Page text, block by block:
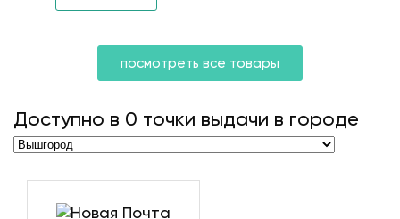
посмотреть все товары
Доступно в 0 точки выдачи в городе